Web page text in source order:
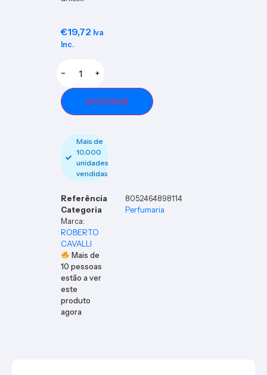
€19,72 Iva
Inc.
− +
ADICIONAR
Mais de
10.000
unidades
vendidas
Referência
8052464898114
Categoria
Perfumaria
Marca:
ROBERTO
CAVALLI
Mais de
10 pessoas
estão a ver
este
produto
agora